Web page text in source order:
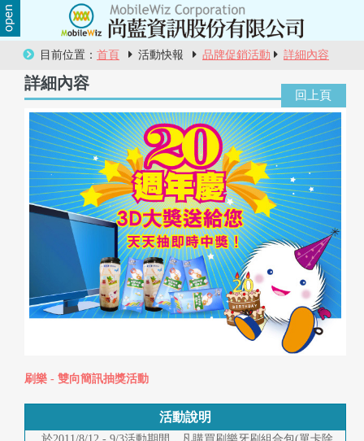
目前位置： 首頁 活動快報 品牌促銷活動 詳細內容
詳細內容
刷樂 - 雙向簡訊抽獎活動
活動說明